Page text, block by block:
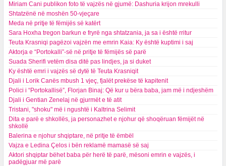
Miriam Cani publikon foto të vajzës në gjumë: Dashuria krijon mrekulli
Shtatzënë në moshën 50-vjeçare
Meda në pritje të fëmijës së katërt
Sara Hoxha tregon barkun e fryrë nga shtatzania, ja sa i është rritur
Teuta Krasniqi pagëzoi vajzën me emrin Kaia: Ky është kuptimi i saj
Aktorja e “Portokalli”-së në pritje të fëmijës së parë
Suada Sherifi vetëm disa ditë pas lindjes, ja si duket
Ky është emri i vajzës së dytë të Teuta Krasniqit
Djali i Lorik Canës mbush 1 vjeç, fjalët prekëse të kapitenit
Polici i “Portokallisë”, Florjan Binaj: Që kur u bëra baba, jam më i ndjeshëm
Djali i Gentian Zenelaj në gjurmët e të atit
Tristani, "shoku" më i ngushtë i Kaltrina Selimit
Dita e parë e shkollës, ja personazhet e njohur që shoqëruan fëmijët në
shkollë
Balerina e njohur shqiptare, në pritje të ëmbël
Vajza e Ledina Çelos i bën reklamë mamasë së saj
Aktori shqiptar bëhet baba për herë të parë, mësoni emrin e vajzës, i
padëgjuar më parë